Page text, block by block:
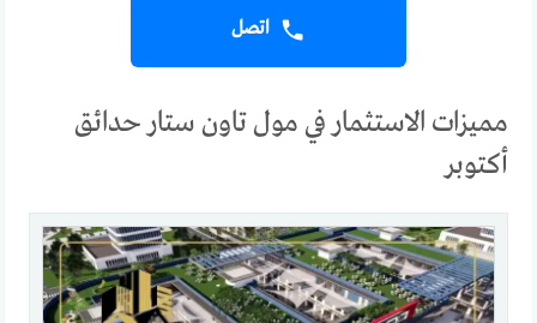
اتصل
مميزات الاستثمار في مول تاون ستار حدائق
أكتوبر